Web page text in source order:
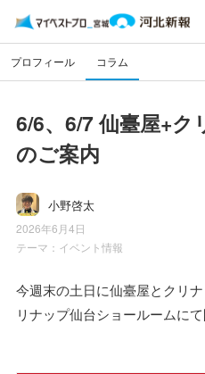
プロフィール コラム
6/6、6/7 仙臺屋+ク
のご案内
小野啓太
2026年6月4日
テーマ： イベント情報
今週末の土日に仙臺屋とクリ
リナップ仙台ショールームにて